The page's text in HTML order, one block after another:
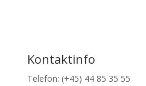
Kontaktinfo
Telefon: (+45) 44 85 35 55